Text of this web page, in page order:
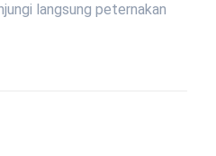
langsung peternakan